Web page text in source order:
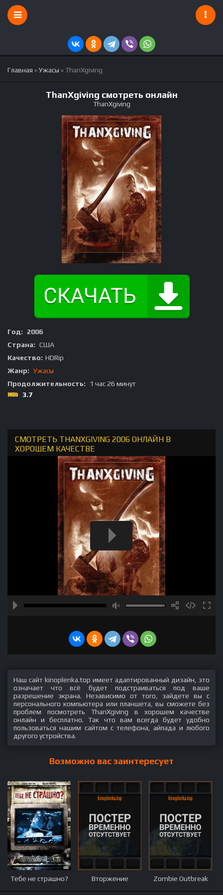
Главная »Ужасы » ThanXgiving
ThanXgiving смотреть онлайн
ThanXgiving
Год:
2006
Страна: США
Качество: HDRip
Жанр: Ужасы
Продолжительность:
1 час 26 минут
3.7
СМОТРЕТЬ THANXGIVING 2006 ОНЛАЙН В
ХОРОШЕМ КАЧЕСТВЕ
Наш сайт kinoplenka.top имеет адаптированный дизайн, это
означает что всё будет подстраиваться под ваше
разрешение экрана. Независимо от того, зайдете вы с
персонального компьютера или планшета, вы сможете без
проблем посмотреть ThanXgiving в хорошем качестве
онлайн и бесплатно. Так что вам всегда будет удобно
пользоваться нашим сайтом с телефона, айпада и любого
другого устройства.
Возможно вас заинтересует
Тебе не страшно? Вторжение Zombie Outbreak